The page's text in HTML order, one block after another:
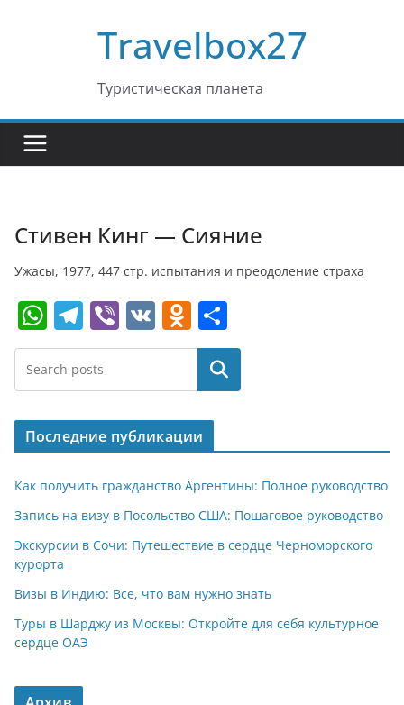
Travelbox27
Туристическая планета
Стивен Кинг — Сияние
Ужасы, 1977, 447 стр. испытания и преодоление страха
W
h
at
s
A
p
p
T
el
e
gr
a
m
Vi
b
V
K
O
d
o
kl
a
ss
ni
ki
т
п
р
в
и
т
ь
Поиск
Последние публикации
Как получить гражданство Аргентины: Полное руководство
Запись на визу в Посольство США: Пошаговое руководство
Экскурсии в Сочи: Путешествие в сердце Черноморского
курорта
Визы в Индию: Все, что вам нужно знать
Туры в Шарджу из Москвы: Откройте для себя культурное
сердце ОАЭ